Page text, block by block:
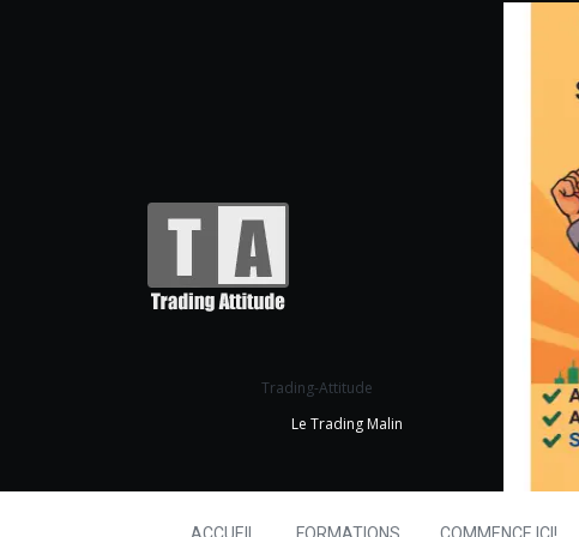
Trading-Attitude
Le Trading Malin